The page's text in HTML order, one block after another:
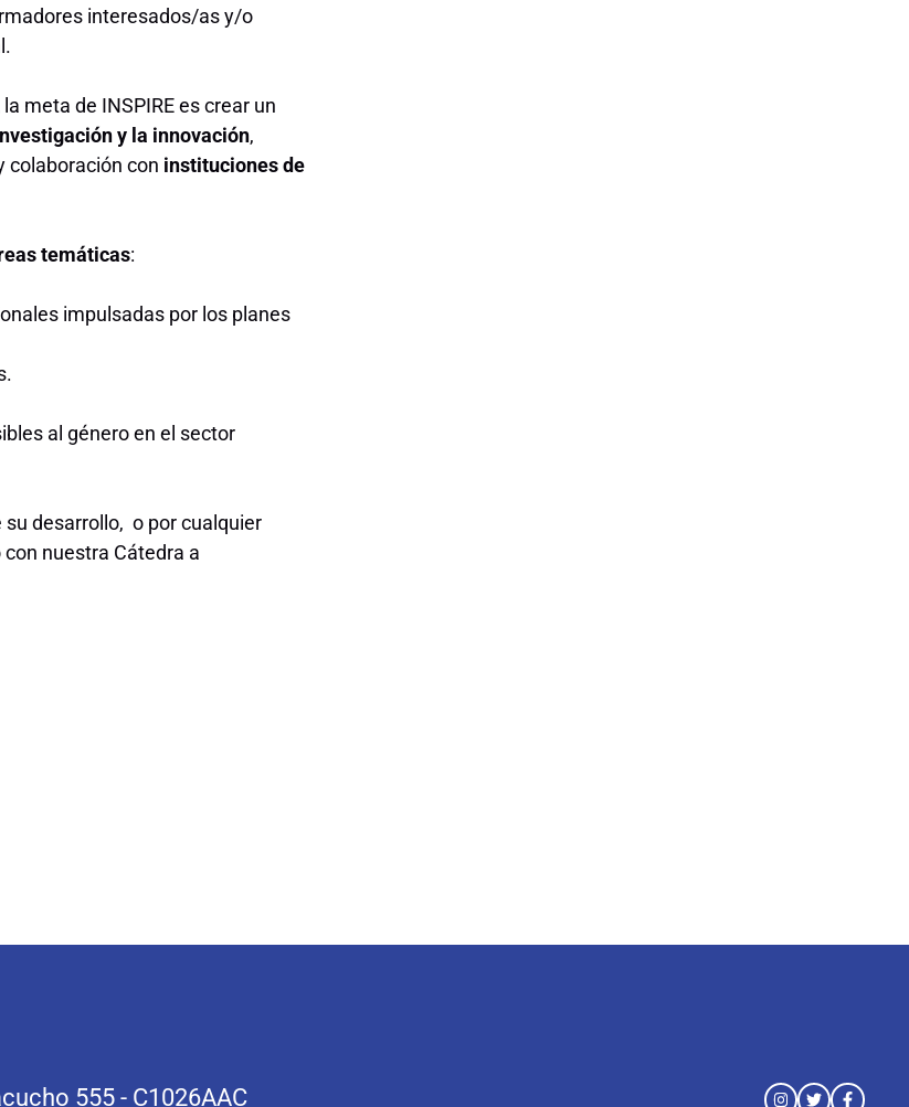
interesados/as y/o
la meta de INSPIRE es crear un
y la innovación,
colaboración con instituciones de
temáticas:
impulsadas por los planes
al género en el sector
su desarrollo, o por cualquier
nuestra Cátedra a
555 - C1026AAC